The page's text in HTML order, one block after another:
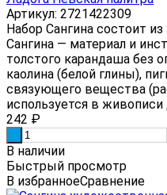
Артикул: 2721422309
Набор Сангина состоит
Сангина — материал и
толстого карандаша без
каолина (белой глины),
связующего вещества
используется в живописи
242 ₽
В наличии
Быстрый просмотр
В избранноеСравнение